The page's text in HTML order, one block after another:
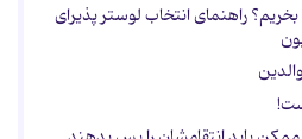
راهنمای انتخاب لوستر پذیرای